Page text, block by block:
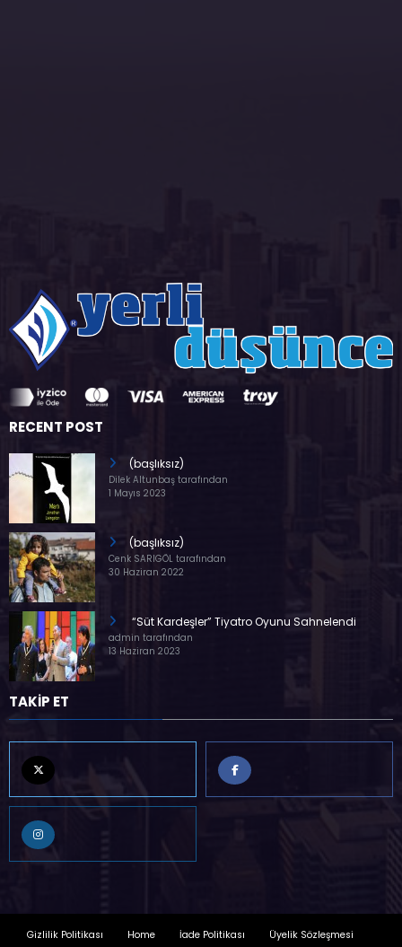
RECENT POST
(başlıksız)
Dilek Altunbaş tarafından
1 Mayıs 2023
(başlıksız)
Cenk SARIGÖL tarafından
30 Haziran 2022
“Süt Kardeşler” Tiyatro Oyunu Sahnelendi
admin tarafından
13 Haziran 2023
TAKİP ET
Gizlilik Politikası Home İade Politikası
Üyelik Sözleşmesi